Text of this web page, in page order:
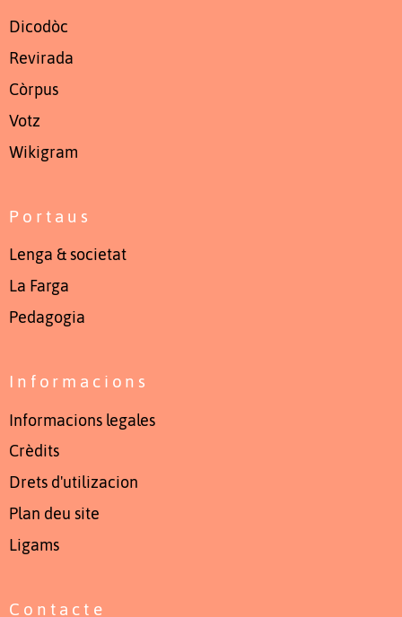
Dicodòc
Revirada
Còrpus
Votz
Wikigram
Portaus
Lenga & societat
La Farga
Pedagogia
Informacions
Informacions legales
Crèdits
Drets d'utilizacion
Plan deu site
Ligams
Contacte